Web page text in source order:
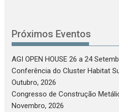
Próximos Eventos
AGI OPEN HOUSE 26 a 24
Conferência do Cluster Habitat
Outubro, 2026
Congresso de Construção
Novembro, 2026